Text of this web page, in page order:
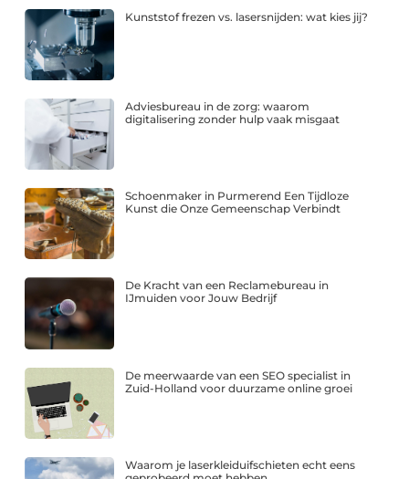
Kunststof frezen vs. lasersnijden: wat kies jij?
Adviesbureau in de zorg: waarom
digitalisering zonder hulp vaak misgaat
Schoenmaker in Purmerend Een Tijdloze
Kunst die Onze Gemeenschap Verbindt
De Kracht van een Reclamebureau in
IJmuiden voor Jouw Bedrijf
De meerwaarde van een SEO specialist in
Zuid-Holland voor duurzame online groei
Waarom je laserkleiduifschieten echt eens